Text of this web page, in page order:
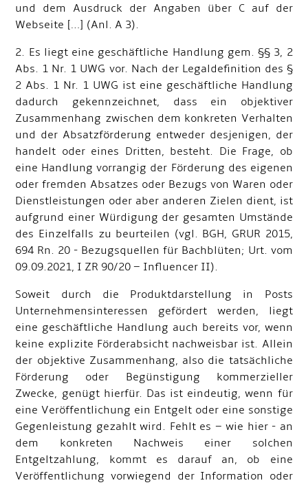
und dem Ausdruck der Angaben über C auf der
Webseite […] (Anl. A 3).
2. Es liegt eine geschäftliche Handlung gem. §§ 3, 2
Abs. 1 Nr. 1 UWG vor. Nach der Legaldefinition des §
2 Abs. 1 Nr. 1 UWG ist eine geschäftliche Handlung
dadurch gekennzeichnet, dass ein objektiver
Zusammenhang zwischen dem konkreten Verhalten
und der Absatzförderung entweder desjenigen, der
handelt oder eines Dritten, besteht. Die Frage, ob
eine Handlung vorrangig der Förderung des eigenen
oder fremden Absatzes oder Bezugs von Waren oder
Dienstleistungen oder aber anderen Zielen dient, ist
aufgrund einer Würdigung der gesamten Umstände
des Einzelfalls zu beurteilen (vgl. BGH, GRUR 2015,
694 Rn. 20 - Bezugsquellen für Bachblüten; Urt. vom
09.09.2021, I ZR 90/20 – Influencer II).
Soweit durch die Produktdarstellung in Posts
Unternehmensinteressen gefördert werden, liegt
eine geschäftliche Handlung auch bereits vor, wenn
keine explizite Förderabsicht nachweisbar ist. Allein
der objektive Zusammenhang, also die tatsächliche
Förderung oder Begünstigung kommerzieller
Zwecke, genügt hierfür. Das ist eindeutig, wenn für
eine Veröffentlichung ein Entgelt oder eine sonstige
Gegenleistung gezahlt wird. Fehlt es – wie hier - an
dem konkreten Nachweis einer solchen
Entgeltzahlung, kommt es darauf an, ob eine
Veröffentlichung vorwiegend der Information oder